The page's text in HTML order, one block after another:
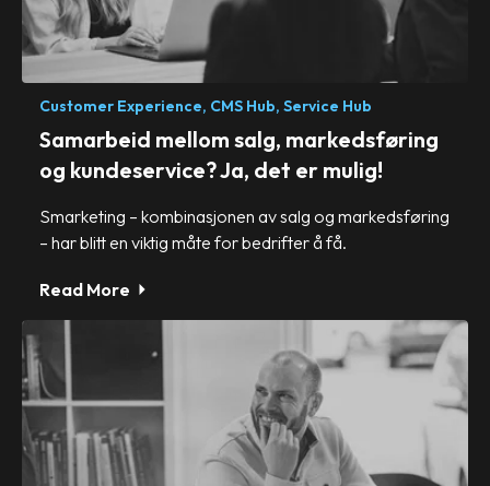
Customer Experience, CMS Hub, Service Hub
Samarbeid mellom salg, markedsføring
og kundeservice? Ja, det er mulig!
Smarketing – kombinasjonen av salg og markedsføring
– har blitt en viktig måte for bedrifter å få.
Read More